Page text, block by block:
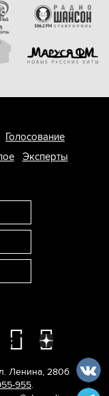
Голосование
Эксперты
Ленина, 280б
955.